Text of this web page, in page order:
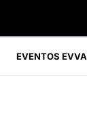
EVENTOS EVVA